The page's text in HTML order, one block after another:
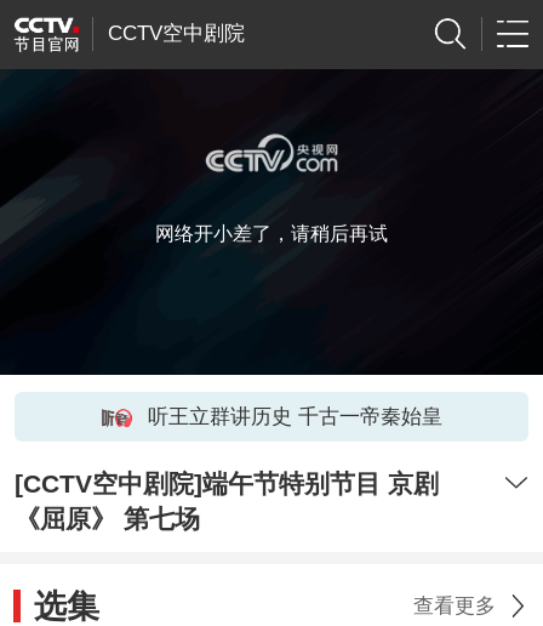
CCTV空中剧院
网络开小差了，请稍后再试
听王立群讲历史 千古一帝秦始皇
[CCTV空中剧院]端午节特别节目 京剧
《屈原》 第七场
选集 查看更多